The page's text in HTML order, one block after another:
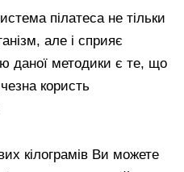
пілатеса не тільки
але і сприяє
даної методики є те, що
користь
кілограмів Ви можете